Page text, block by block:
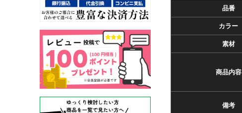
品番
カラー
素材
商品内容
備考